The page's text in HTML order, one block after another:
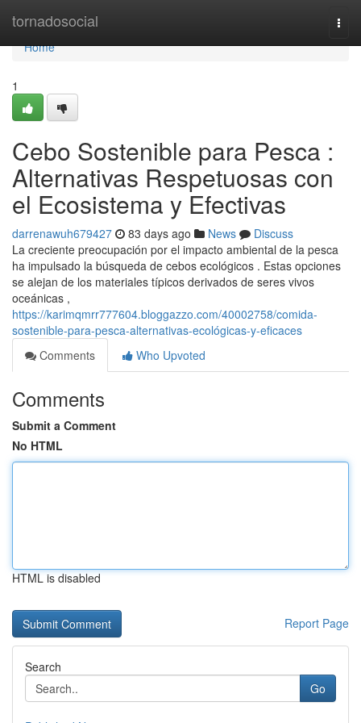
tornadosocial
Home
Home
1
Cebo Sostenible para Pesca :
Alternativas Respetuosas con
el Ecosistema y Efectivas
darrenawuh679427 83 days ago News
Discuss
La creciente preocupación por el impacto ambiental de la pesca
ha impulsado la búsqueda de cebos ecológicos . Estas opciones
se alejan de los materiales típicos derivados de seres vivos
oceánicas ,
https://karimqmrr777604.bloggazzo.com/40002758/comida-
sostenible-para-pesca-alternativas-ecológicas-y-eficaces
Comments
Who Upvoted
Comments
Submit a Comment
No HTML
HTML is disabled
Report Page
Search
Go